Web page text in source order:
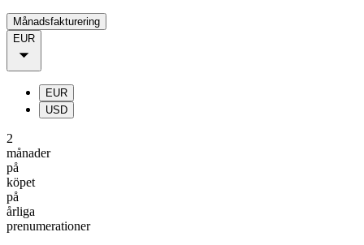
Månadsfakturering
EUR
EUR
USD
2
månader
på
köpet
på
årliga
prenumerationer